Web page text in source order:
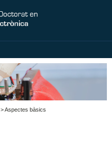
> Aspectes bàsics